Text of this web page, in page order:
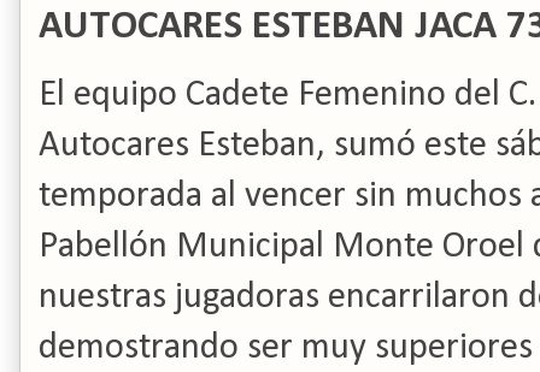
AUTOCARES ESTEBAN JACA
El equipo Cadete Femenino del
Autocares Esteban, sumó este
temporada al vencer sin muchos
Pabellón Municipal Monte Oroel
nuestras jugadoras encarrilaron
demostrando ser muy